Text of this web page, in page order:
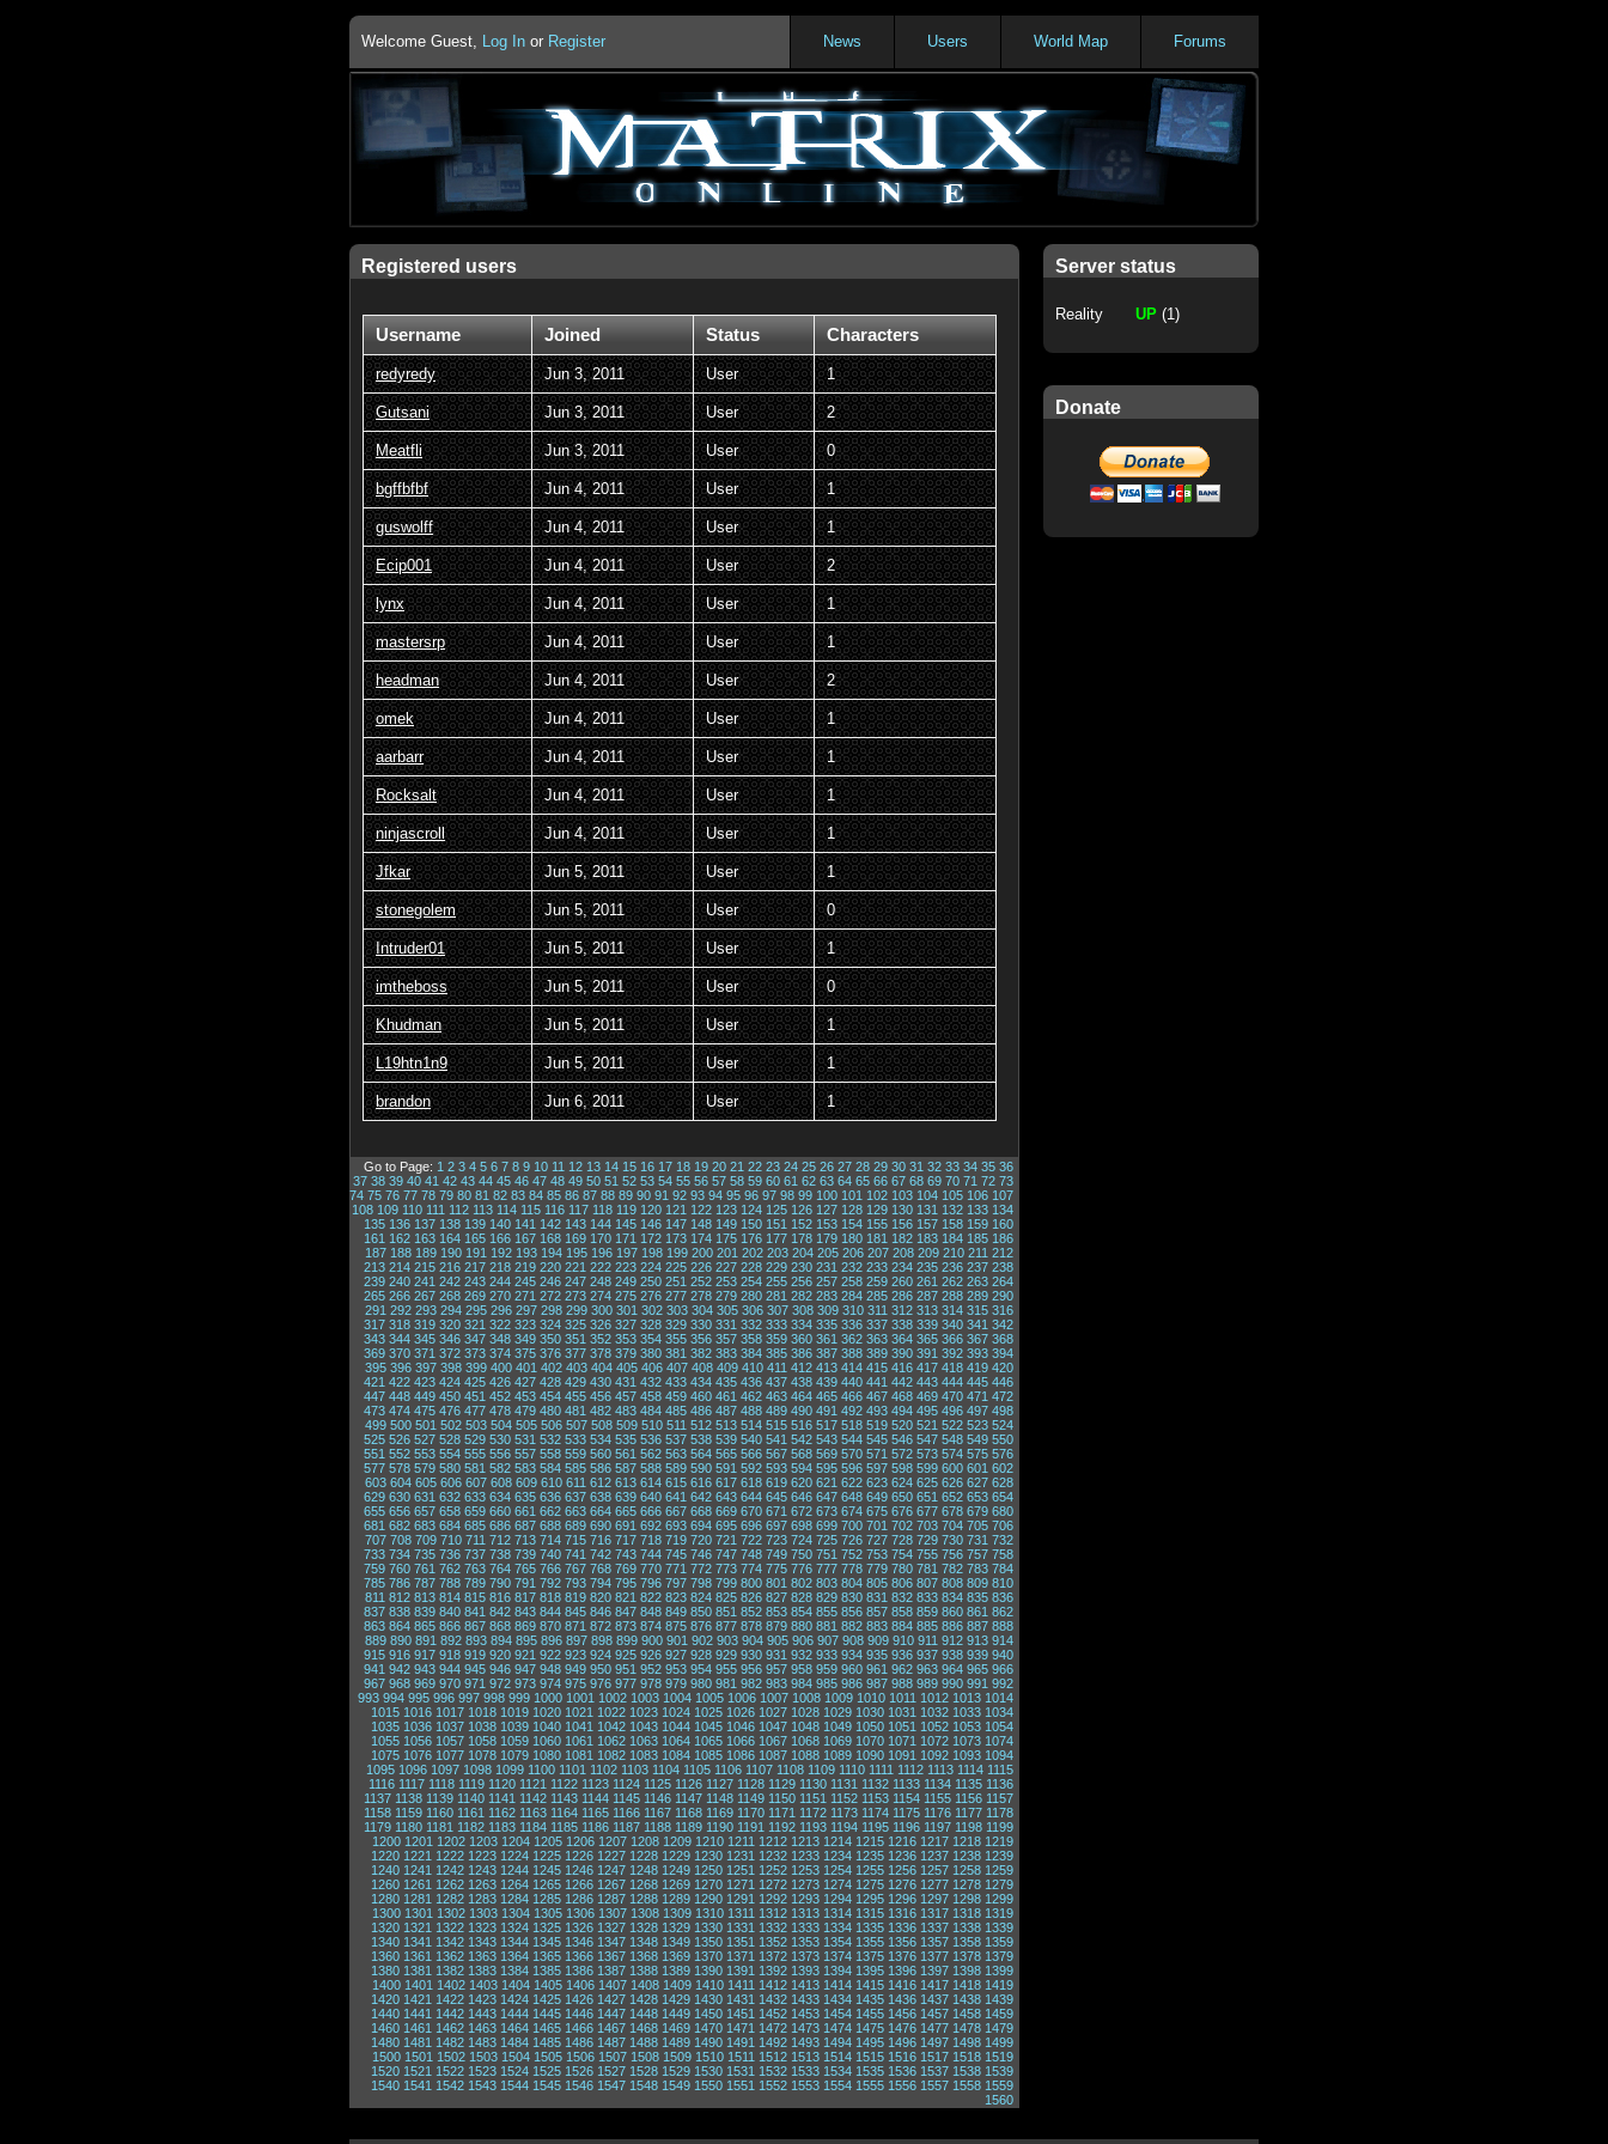
Welcome Guest, Log In or Register Forums
World Map
Users
News
Registered users
Username Joined Status Characters
redyredy Jun 3, 2011 User 1
Gutsani Jun 3, 2011 User 2
Meatfli Jun 3, 2011 User 0
bgffbfbf Jun 4, 2011 User 1
guswolff Jun 4, 2011 User 1
Ecip001 Jun 4, 2011 User 2
lynx Jun 4, 2011 User 1
mastersrp Jun 4, 2011 User 1
headman Jun 4, 2011 User 2
omek Jun 4, 2011 User 1
aarbarr Jun 4, 2011 User 1
Rocksalt Jun 4, 2011 User 1
ninjascroll Jun 4, 2011 User 1
Jfkar Jun 5, 2011 User 1
stonegolem Jun 5, 2011 User 0
Intruder01 Jun 5, 2011 User 1
imtheboss Jun 5, 2011 User 0
Khudman Jun 5, 2011 User 1
L19htn1n9 Jun 5, 2011 User 1
brandon Jun 6, 2011 User 1
Go to Page: 1 2 3 4 5 6 7 8 9 10 11 12 13 14 15 16 17 18 19 20 21 22 23 24 25 26 27 28 29 30 31 32 33 34 35 36
37 38 39 40 41 42 43 44 45 46 47 48 49 50 51 52 53 54 55 56 57 58 59 60 61 62 63 64 65 66 67 68 69 70 71 72 73
74 75 76 77 78 79 80 81 82 83 84 85 86 87 88 89 90 91 92 93 94 95 96 97 98 99 100 101 102 103 104 105 106 107
108 109 110 111 112 113 114 115 116 117 118 119 120 121 122 123 124 125 126 127 128 129 130 131 132 133 134
135 136 137 138 139 140 141 142 143 144 145 146 147 148 149 150 151 152 153 154 155 156 157 158 159 160
161 162 163 164 165 166 167 168 169 170 171 172 173 174 175 176 177 178 179 180 181 182 183 184 185 186
187 188 189 190 191 192 193 194 195 196 197 198 199 200 201 202 203 204 205 206 207 208 209 210 211 212
213 214 215 216 217 218 219 220 221 222 223 224 225 226 227 228 229 230 231 232 233 234 235 236 237 238
239 240 241 242 243 244 245 246 247 248 249 250 251 252 253 254 255 256 257 258 259 260 261 262 263 264
265 266 267 268 269 270 271 272 273 274 275 276 277 278 279 280 281 282 283 284 285 286 287 288 289 290
291 292 293 294 295 296 297 298 299 300 301 302 303 304 305 306 307 308 309 310 311 312 313 314 315 316
317 318 319 320 321 322 323 324 325 326 327 328 329 330 331 332 333 334 335 336 337 338 339 340 341 342
343 344 345 346 347 348 349 350 351 352 353 354 355 356 357 358 359 360 361 362 363 364 365 366 367 368
369 370 371 372 373 374 375 376 377 378 379 380 381 382 383 384 385 386 387 388 389 390 391 392 393 394
395 396 397 398 399 400 401 402 403 404 405 406 407 408 409 410 411 412 413 414 415 416 417 418 419 420
421 422 423 424 425 426 427 428 429 430 431 432 433 434 435 436 437 438 439 440 441 442 443 444 445 446
447 448 449 450 451 452 453 454 455 456 457 458 459 460 461 462 463 464 465 466 467 468 469 470 471 472
473 474 475 476 477 478 479 480 481 482 483 484 485 486 487 488 489 490 491 492 493 494 495 496 497 498
499 500 501 502 503 504 505 506 507 508 509 510 511 512 513 514 515 516 517 518 519 520 521 522 523 524
525 526 527 528 529 530 531 532 533 534 535 536 537 538 539 540 541 542 543 544 545 546 547 548 549 550
551 552 553 554 555 556 557 558 559 560 561 562 563 564 565 566 567 568 569 570 571 572 573 574 575 576
577 578 579 580 581 582 583 584 585 586 587 588 589 590 591 592 593 594 595 596 597 598 599 600 601 602
603 604 605 606 607 608 609 610 611 612 613 614 615 616 617 618 619 620 621 622 623 624 625 626 627 628
629 630 631 632 633 634 635 636 637 638 639 640 641 642 643 644 645 646 647 648 649 650 651 652 653 654
655 656 657 658 659 660 661 662 663 664 665 666 667 668 669 670 671 672 673 674 675 676 677 678 679 680
681 682 683 684 685 686 687 688 689 690 691 692 693 694 695 696 697 698 699 700 701 702 703 704 705 706
707 708 709 710 711 712 713 714 715 716 717 718 719 720 721 722 723 724 725 726 727 728 729 730 731 732
733 734 735 736 737 738 739 740 741 742 743 744 745 746 747 748 749 750 751 752 753 754 755 756 757 758
759 760 761 762 763 764 765 766 767 768 769 770 771 772 773 774 775 776 777 778 779 780 781 782 783 784
785 786 787 788 789 790 791 792 793 794 795 796 797 798 799 800 801 802 803 804 805 806 807 808 809 810
811 812 813 814 815 816 817 818 819 820 821 822 823 824 825 826 827 828 829 830 831 832 833 834 835 836
837 838 839 840 841 842 843 844 845 846 847 848 849 850 851 852 853 854 855 856 857 858 859 860 861 862
863 864 865 866 867 868 869 870 871 872 873 874 875 876 877 878 879 880 881 882 883 884 885 886 887 888
889 890 891 892 893 894 895 896 897 898 899 900 901 902 903 904 905 906 907 908 909 910 911 912 913 914
915 916 917 918 919 920 921 922 923 924 925 926 927 928 929 930 931 932 933 934 935 936 937 938 939 940
941 942 943 944 945 946 947 948 949 950 951 952 953 954 955 956 957 958 959 960 961 962 963 964 965 966
967 968 969 970 971 972 973 974 975 976 977 978 979 980 981 982 983 984 985 986 987 988 989 990 991 992
993 994 995 996 997 998 999 1000 1001 1002 1003 1004 1005 1006 1007 1008 1009 1010 1011 1012 1013 1014
1015 1016 1017 1018 1019 1020 1021 1022 1023 1024 1025 1026 1027 1028 1029 1030 1031 1032 1033 1034
1035 1036 1037 1038 1039 1040 1041 1042 1043 1044 1045 1046 1047 1048 1049 1050 1051 1052 1053 1054
1055 1056 1057 1058 1059 1060 1061 1062 1063 1064 1065 1066 1067 1068 1069 1070 1071 1072 1073 1074
1075 1076 1077 1078 1079 1080 1081 1082 1083 1084 1085 1086 1087 1088 1089 1090 1091 1092 1093 1094
1095 1096 1097 1098 1099 1100 1101 1102 1103 1104 1105 1106 1107 1108 1109 1110 1111 1112 1113 1114 1115
1116 1117 1118 1119 1120 1121 1122 1123 1124 1125 1126 1127 1128 1129 1130 1131 1132 1133 1134 1135 1136
1137 1138 1139 1140 1141 1142 1143 1144 1145 1146 1147 1148 1149 1150 1151 1152 1153 1154 1155 1156 1157
1158 1159 1160 1161 1162 1163 1164 1165 1166 1167 1168 1169 1170 1171 1172 1173 1174 1175 1176 1177 1178
1179 1180 1181 1182 1183 1184 1185 1186 1187 1188 1189 1190 1191 1192 1193 1194 1195 1196 1197 1198 1199
1200 1201 1202 1203 1204 1205 1206 1207 1208 1209 1210 1211 1212 1213 1214 1215 1216 1217 1218 1219
1220 1221 1222 1223 1224 1225 1226 1227 1228 1229 1230 1231 1232 1233 1234 1235 1236 1237 1238 1239
1240 1241 1242 1243 1244 1245 1246 1247 1248 1249 1250 1251 1252 1253 1254 1255 1256 1257 1258 1259
1260 1261 1262 1263 1264 1265 1266 1267 1268 1269 1270 1271 1272 1273 1274 1275 1276 1277 1278 1279
1280 1281 1282 1283 1284 1285 1286 1287 1288 1289 1290 1291 1292 1293 1294 1295 1296 1297 1298 1299
1300 1301 1302 1303 1304 1305 1306 1307 1308 1309 1310 1311 1312 1313 1314 1315 1316 1317 1318 1319
1320 1321 1322 1323 1324 1325 1326 1327 1328 1329 1330 1331 1332 1333 1334 1335 1336 1337 1338 1339
1340 1341 1342 1343 1344 1345 1346 1347 1348 1349 1350 1351 1352 1353 1354 1355 1356 1357 1358 1359
1360 1361 1362 1363 1364 1365 1366 1367 1368 1369 1370 1371 1372 1373 1374 1375 1376 1377 1378 1379
1380 1381 1382 1383 1384 1385 1386 1387 1388 1389 1390 1391 1392 1393 1394 1395 1396 1397 1398 1399
1400 1401 1402 1403 1404 1405 1406 1407 1408 1409 1410 1411 1412 1413 1414 1415 1416 1417 1418 1419
1420 1421 1422 1423 1424 1425 1426 1427 1428 1429 1430 1431 1432 1433 1434 1435 1436 1437 1438 1439
1440 1441 1442 1443 1444 1445 1446 1447 1448 1449 1450 1451 1452 1453 1454 1455 1456 1457 1458 1459
1460 1461 1462 1463 1464 1465 1466 1467 1468 1469 1470 1471 1472 1473 1474 1475 1476 1477 1478 1479
1480 1481 1482 1483 1484 1485 1486 1487 1488 1489 1490 1491 1492 1493 1494 1495 1496 1497 1498 1499
1500 1501 1502 1503 1504 1505 1506 1507 1508 1509 1510 1511 1512 1513 1514 1515 1516 1517 1518 1519
1520 1521 1522 1523 1524 1525 1526 1527 1528 1529 1530 1531 1532 1533 1534 1535 1536 1537 1538 1539
1540 1541 1542 1543 1544 1545 1546 1547 1548 1549 1550 1551 1552 1553 1554 1555 1556 1557 1558 1559
1560
Server status
Reality UP(1)
Donate